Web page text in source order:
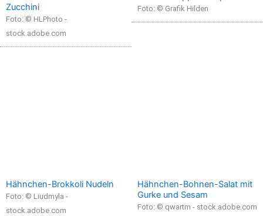
Zucchini
Foto: © HLPhoto -
stock.adobe.com
Foto: © Grafik Hilden
Hähnchen-Brokkoli Nudeln
Foto: © Liudmyla -
stock.adobe.com
Hähnchen-Bohnen-Salat mit
Gurke und Sesam
Foto: © qwartm - stock.adobe.com